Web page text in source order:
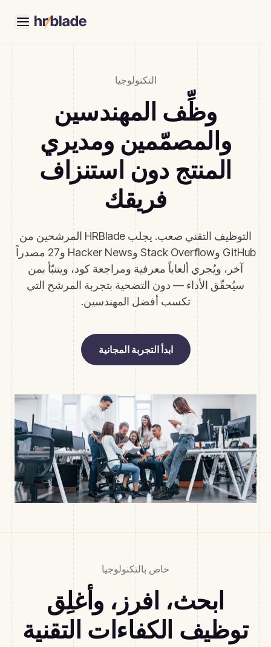
التكنولوجيا
وظِّف المهندسين
والمصمّمين ومديري
المنتج دون استنزاف
فريقك
التوظيف التقني صعب. يجلب HRBlade المرشحين من
GitHub وStack Overflow وHacker News و27 مصدراً
آخر، ويُجري ألعاباً معرفية ومراجعة كود، ويتنبّأ بمن
سيُحقّق الأداء — دون التضحية بتجربة المرشح التي
تكسب أفضل المهندسين.
ابدأ التجربة المجانية
خاص بالتكنولوجيا
ابحث، افرز، وأغلِق
توظيف الكفاءات التقنية